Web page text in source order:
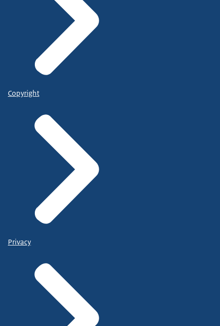
Copyright
Privacy